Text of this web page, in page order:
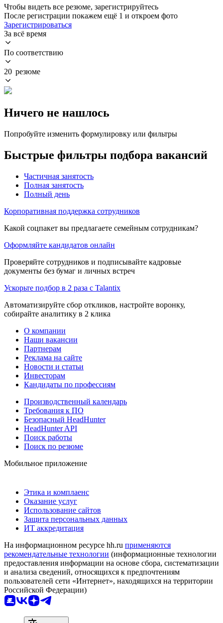
Чтобы видеть все резюме, зарегистрируйтесь
После регистрации покажем ещё 1 и откроем фото
Зарегистрироваться
За всё время
По соответствию
20 резюме
Ничего не нашлось
Попробуйте изменить формулировку или фильтры
Быстрые фильтры подбора вакансий
Частичная занятость
Полная занятость
Полный день
Корпоративная поддержка сотрудников
Какой соцпакет вы предлагаете семейным сотрудникам?
Оформляйте кандидатов онлайн
Проверяйте сотрудников и подписывайте кадровые
документы без бумаг и личных встреч
Ускорьте подбор в 2 раза с Talantix
Автоматизируйте сбор откликов, настройте воронку,
собирайте аналитику в 2 клика
О компании
Наши вакансии
Партнерам
Реклама на сайте
Новости и статьи
Инвесторам
Кандидаты по профессиям
Производственный календарь
Требования к ПО
Безопасный HeadHunter
HeadHunter API
Поиск работы
Поиск по резюме
Мобильное приложение
Этика и комплаенс
Оказание услуг
Использование сайтов
Защита персональных данных
ИТ аккредитация
На информационном ресурсе hh.ru применяются
рекомендательные технологии (информационные технологии
предоставления информации на основе сбора, систематизации
и анализа сведений, относящихся к предпочтениям
пользователей сети «Интернет», находящихся на территории
Российской Федерации)